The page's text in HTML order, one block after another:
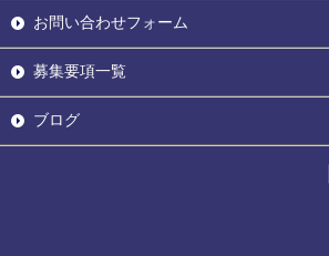
お問い合わせフォーム
募集要項一覧
ブログ